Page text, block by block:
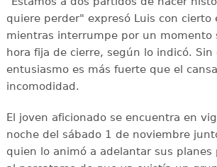
quiere perder" expresó Luis con cierto
mientras interrumpe por un momento
hora fija de cierre, según lo indicó. Sin
entusiasmo es más fuerte que el
incomodidad.
El joven aficionado se encuentra en
noche del sábado 1 de noviembre
quien lo animó a adelantar sus planes